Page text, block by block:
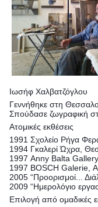
Ιωσήφ Χαλβατζόγλου
Γεννήθηκε στη
Σπούδασε ζωγραφική
Ατομικές εκθέσεις
1991 Σχολείο Ρήγα
1994 Γκαλερί Ώχρα,
1997 Anny Balta
1997 BOSCH Galerie,
2005 “Προορισμοί...
2009 “Ημερολόγιο
Επιλογή από ομαδικές